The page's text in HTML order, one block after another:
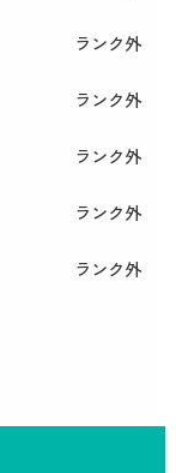
ランク外
ランク外
ランク外
ランク外
ランク外